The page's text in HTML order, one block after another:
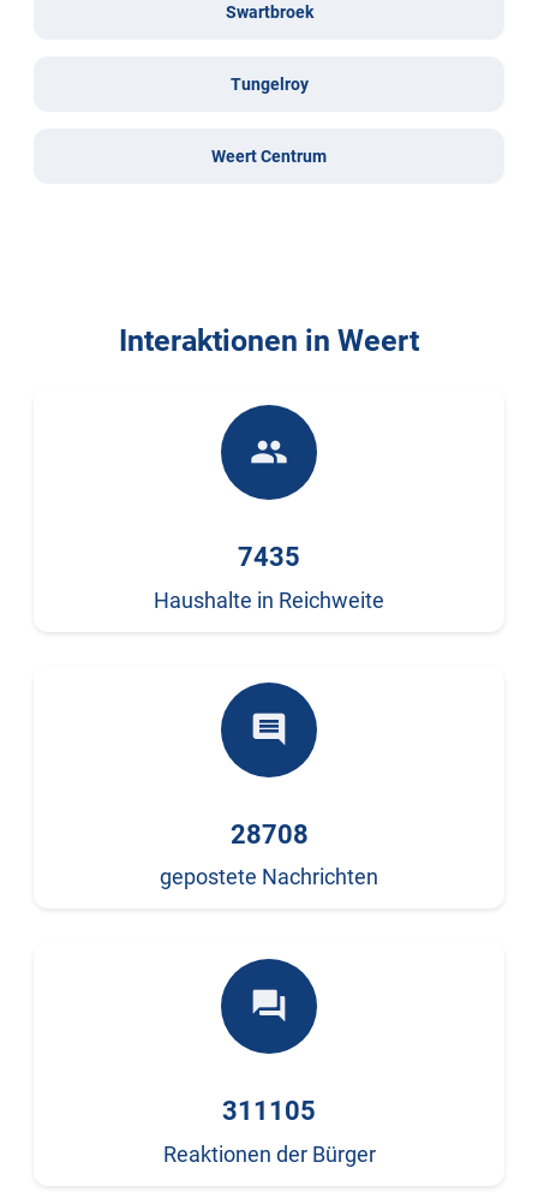
Swartbroek
Tungelroy
Weert Centrum
Interaktionen in Weert
people
7435
Haushalte in Reichweite
comment
28708
gepostete Nachrichten
forum
311105
Reaktionen der Bürger